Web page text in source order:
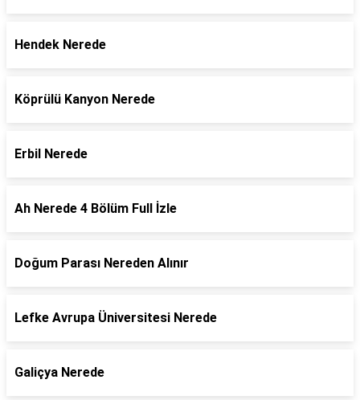
Hendek Nerede
Köprülü Kanyon Nerede
Erbil Nerede
Ah Nerede 4 Bölüm Full İzle
Doğum Parası Nereden Alınır
Lefke Avrupa Üniversitesi Nerede
Galiçya Nerede